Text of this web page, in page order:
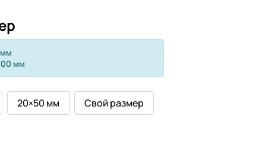
мм
20×50 мм Свой размер